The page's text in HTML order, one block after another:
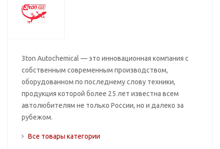
3ton Autochemical — это инновационная компания с
собственным современным производством,
оборудованном по последнему слову техники,
продукция которой более 25 лет известна всем
автолюбителям не только России, но и далеко за
рубежом.
Все товары категории